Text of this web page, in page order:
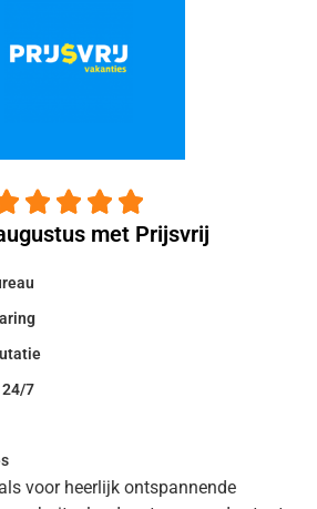
   
met Prijsvrij
7
voor heerlijk ontspannende